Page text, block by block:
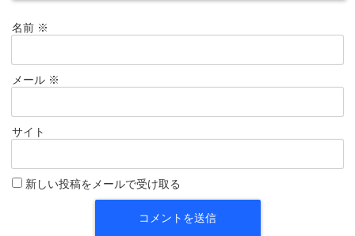
名前 ※
メール ※
サイト
新しい投稿をメールで受け取る